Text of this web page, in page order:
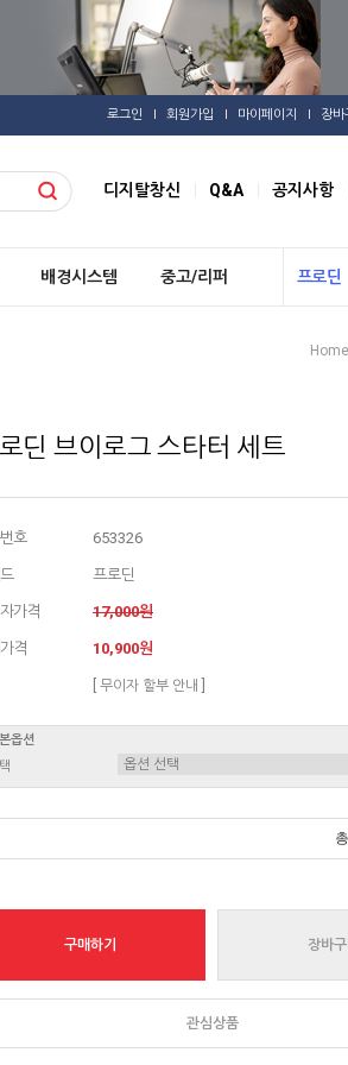
로그인 회원가입 마이페이지 장바
디지탈창신 Q&A 공지사항
배경시스템 중고/리퍼 프로딘
Home
딘 브이로그 스타터 세트
호 653326
프로딘
가격 17,000원
격 10,900원
[ 무이자 할부 안내 ]
옵션
구매하기 장바구
관심상품